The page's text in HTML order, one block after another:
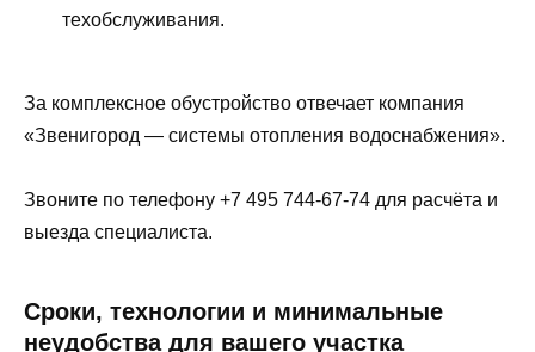
техобслуживания.
За комплексное обустройство отвечает компания
«Звенигород — системы отопления водоснабжения».
Звоните по телефону +7 495 744-67-74 для расчёта и
выезда специалиста.
Сроки, технологии и минимальные
неудобства для вашего участка